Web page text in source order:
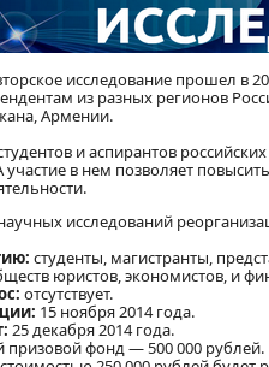
исследование прошел в
из разных регионов
Армении.
и аспирантов
в нем позволяет
исследований
студенты, магистранты,
юристов, экономистов, и
отсутствует.
15 ноября 2014 года.
25 декабря 2014 года.
фонд — 500 000 рублей.